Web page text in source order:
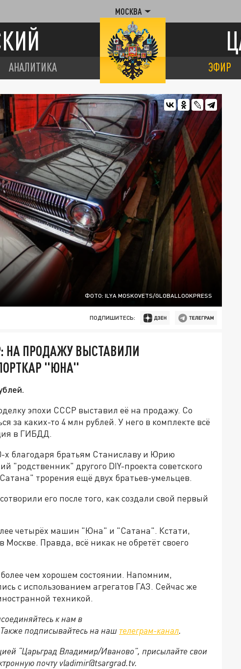
МОСКВА
АНАЛИТИКА ЭФИР
ФОТО: ILYA MOSKOVETS/GLOBALLOOKPRESS
ПОДПИШИТЕСЬ:
НА ПРОДАЖУ ВЫСТАВИЛИ
"ЮНА"
эпохи СССР выставил её на продажу. Со
за каких-то 4 млн рублей. У него в комплекте всё
в ГИБДД.
х благодаря братьям Станиславу и Юрию
другого DIY-проекта советского
трорения ещё двух братьев-умельцев.
его после того, как создали свой первый
четырёх машин "Юна" и "Сатана". Кстати,
Москве. Правда, всё никак не обретёт своего
чем хорошем состоянии. Напомним,
с использованием агрегатов ГАЗ. Сейчас же
техникой.
к нам в
подписывайтесь на наш телеграм-канал.
“Царьград Владимир/Иваново”, присылайте свои
почту vladimir@tsargrad.tv.